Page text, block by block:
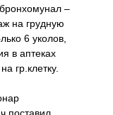
–
на грудную
6 уколов,
в аптеках
гр.клетку.